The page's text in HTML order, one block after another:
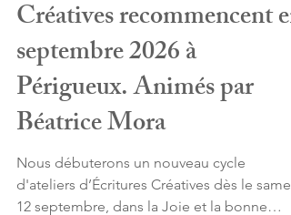
Les ateliers d’Écritures
Créatives recommencent en
septembre 2026 à
Périgueux. Animés par
Béatrice Mora
Nous débuterons un nouveau cycle